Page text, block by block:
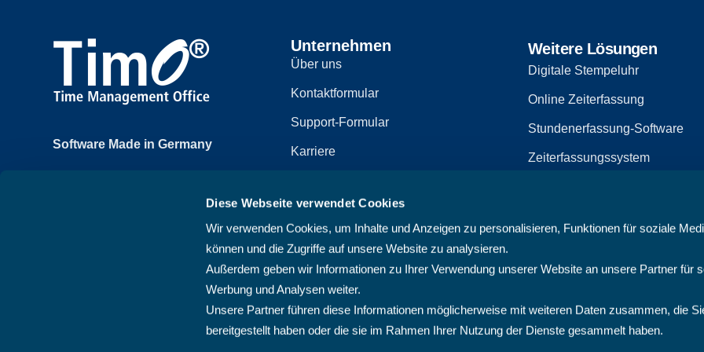
Diese Webseite verwendet Cookies
Wir verwenden Cookies, um Inhalte und Anzeigen zu personalisieren, Funktionen für soziale
können und die Zugriffe auf unsere Website zu analysieren.
Außerdem geben wir Informationen zu Ihrer Verwendung unserer Website an unsere Partner für
Werbung und Analysen weiter.
Unsere Partner führen diese Informationen möglicherweise mit weiteren Daten zusammen, die
bereitgestellt haben oder die sie im Rahmen Ihrer Nutzung der Dienste gesammelt haben.
Software Made in Germany
61250 Usingen, Deutschland
+49 6081 58600
Unternehmen
Über uns
Kontaktformular
Support-Formular
Karriere
Datenschutzerklärung
Sitemap
AGB
Weitere Lösungen
Digitale Stempeluhr
Online Zeiterfassung
Stundenerfassung-Software
Zeiterfassungssystem
PMO-Software
Cloud Projektmanagement-
Projektplanungssoftware